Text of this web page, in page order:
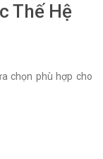
Thế Hệ
chọn phù hợp cho